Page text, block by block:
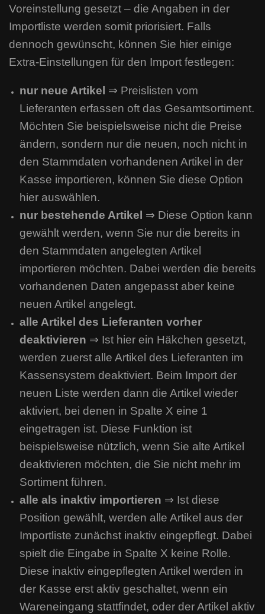
Voreinstellung gesetzt – die Angaben in der
Importliste werden somit priorisiert. Falls
dennoch gewünscht, können Sie hier einige
Extra-Einstellungen für den Import festlegen:
nur neue Artikel ⇒ Preislisten vom
Lieferanten erfassen oft das Gesamtsortiment.
Möchten Sie beispielsweise nicht die Preise
ändern, sondern nur die neuen, noch nicht in
den Stammdaten vorhandenen Artikel in der
Kasse importieren, können Sie diese Option
hier auswählen.
nur bestehende Artikel ⇒ Diese Option kann
gewählt werden, wenn Sie nur die bereits in
den Stammdaten angelegten Artikel
importieren möchten. Dabei werden die bereits
vorhandenen Daten angepasst aber keine
neuen Artikel angelegt.
alle Artikel des Lieferanten vorher
deaktivieren ⇒ Ist hier ein Häkchen gesetzt,
werden zuerst alle Artikel des Lieferanten im
Kassensystem deaktiviert. Beim Import der
neuen Liste werden dann die Artikel wieder
aktiviert, bei denen in Spalte X eine 1
eingetragen ist. Diese Funktion ist
beispielsweise nützlich, wenn Sie alte Artikel
deaktivieren möchten, die Sie nicht mehr im
Sortiment führen.
alle als inaktiv importieren ⇒ Ist diese
Position gewählt, werden alle Artikel aus der
Importliste zunächst inaktiv eingepflegt. Dabei
spielt die Eingabe in Spalte X keine Rolle.
Diese inaktiv eingepflegten Artikel werden in
der Kasse erst aktiv geschaltet, wenn ein
Wareneingang stattfindet, oder der Artikel aktiv